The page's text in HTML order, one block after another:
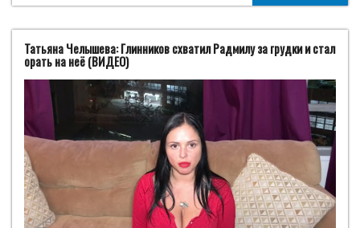
Татьяна Челышева: Глинников схватил Радмилу за грудки и стал
орать на неё (ВИДЕО)